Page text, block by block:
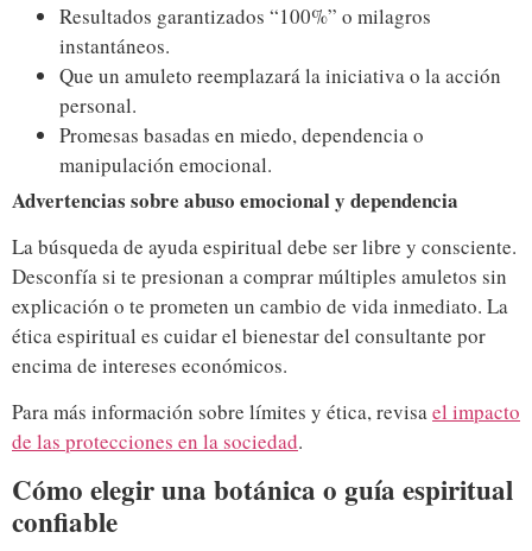
Resultados garantizados “100%” o milagros
instantáneos.
Que un amuleto reemplazará la iniciativa o la acción
personal.
Promesas basadas en miedo, dependencia o
manipulación emocional.
Advertencias sobre abuso emocional y dependencia
La búsqueda de ayuda espiritual debe ser libre y consciente.
Desconfía si te presionan a comprar múltiples amuletos sin
explicación o te prometen un cambio de vida inmediato. La
ética espiritual es cuidar el bienestar del consultante por
encima de intereses económicos.
Para más información sobre límites y ética, revisael impacto
de las protecciones en la sociedad.
Cómo elegir una botánica o guía espiritual
confiable